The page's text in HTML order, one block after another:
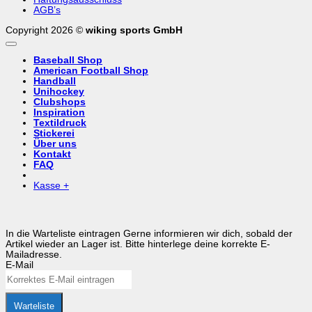
AGB’s
Copyright 2026 © wiking sports GmbH
Baseball Shop
American Football Shop
Handball
Unihockey
Clubshops
Inspiration
Textildruck
Stickerei
Über uns
Kontakt
FAQ
Kasse +
In die Warteliste eintragen Gerne informieren wir dich, sobald der
Artikel wieder an Lager ist. Bitte hinterlege deine korrekte E-
Mailadresse.
E-Mail
Warteliste